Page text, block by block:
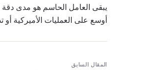
يبقى العامل الحاسم هو مدى دقة
أوسع على العمليات الأميركية أو
المقال السابق